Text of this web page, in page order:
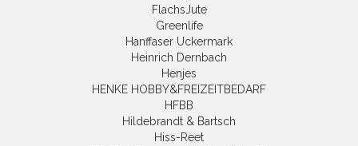
FlachsJute
Greenlife
Hanffaser Uckermark
Heinrich Dernbach
Henjes
HENKE HOBBY&FREIZEITBEDARF
HFBB
Hildebrandt & Bartsch
Hiss-Reet